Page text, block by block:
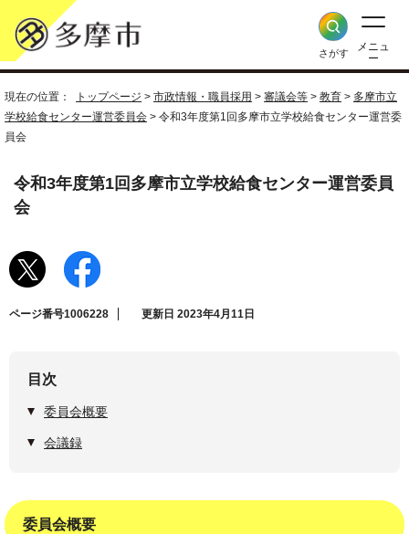
さがす
メニュ
ー
現在の位置： トップページ > 市政情報・職員採用 > 審議会等 > 教育 > 多摩市立
学校給食センター運営委員会 > 令和3年度第1回多摩市立学校給食センター運営委
員会
令和3年度第1回多摩市立学校給食センター運営委員
会
ページ番号1006228 更新日 2023年4月11日
目次
委員会概要
会議録
委員会概要